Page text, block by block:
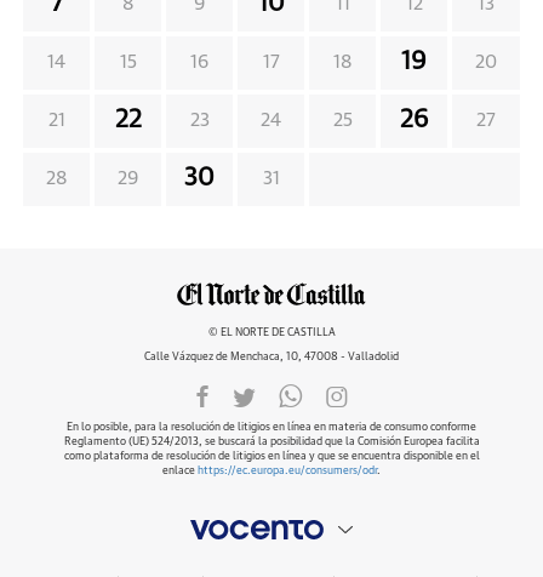
8 9 11 12 13
14 15 16 17 18 19 20
21 22 23 24 25 26 27
28 29 30 31
© EL NORTE DE CASTILLA
Calle Vázquez de Menchaca, 10, 47008 - Valladolid
En lo posible, para la resolución de litigios en línea en materia de consumo conforme
Reglamento (UE) 524/2013, se buscará la posibilidad que la Comisión Europea facilita
como plataforma de resolución de litigios en línea y que se encuentra disponible en el
enlace https://ec.europa.eu/consumers/odr.